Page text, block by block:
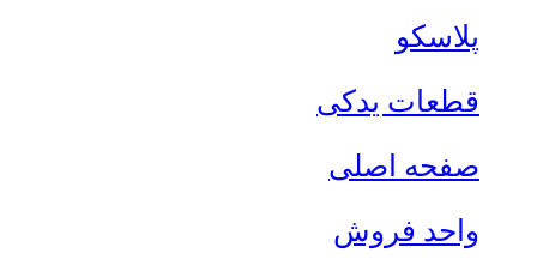
پلاسکو
قطعات یدکی
صفحه اصلی
واحد فروش